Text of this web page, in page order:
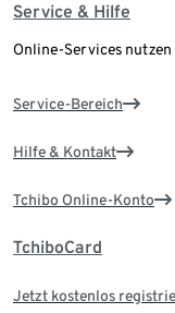
Service & Hilfe
Online-Services
Service-Bereich
Hilfe & Kontakt
Tchibo Online-Konto
TchiboCard
Jetzt kostenlos